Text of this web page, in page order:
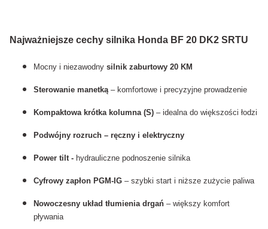
Najważniejsze cechy silnika Honda BF 20 DK2 SRTU
Mocny i niezawodny silnik zaburtowy 20 KM
Sterowanie manetką – komfortowe i precyzyjne prowadzenie
Kompaktowa krótka kolumna (S) – idealna do większości łodzi
Podwójny rozruch – ręczny i elektryczny
Power tilt - hydrauliczne podnoszenie silnika
Cyfrowy zapłon PGM-IG – szybki start i niższe zużycie paliwa
Nowoczesny układ tłumienia drgań – większy komfort
pływania